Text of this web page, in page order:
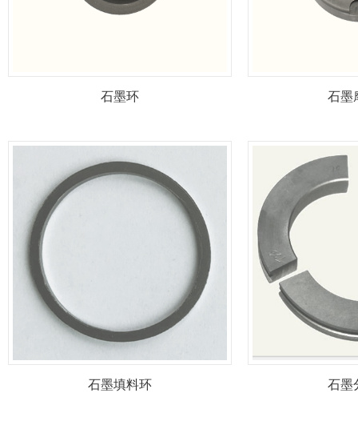
石墨环 石墨
石墨填料环 石墨